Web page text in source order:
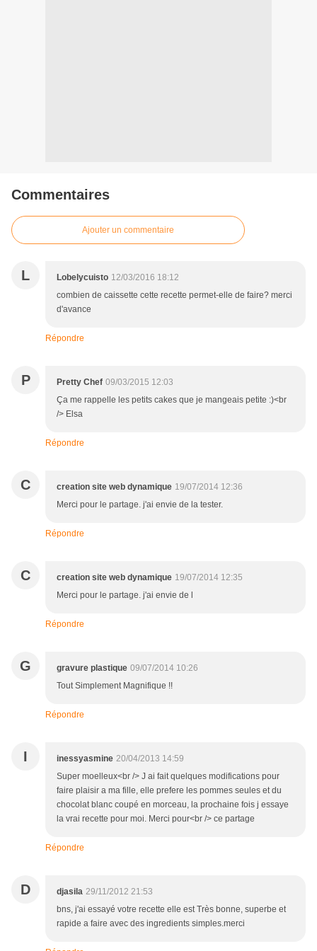
Commentaires
Ajouter un commentaire
L Lobelycuisto 12/03/2016 18:12
combien de caissette cette recette permet-elle de faire? merci
d'avance
Répondre
P Pretty Chef 09/03/2015 12:03
Ça me rappelle les petits cakes que je mangeais petite :)<br
/> Elsa
Répondre
C creation site web dynamique 19/07/2014 12:36
Merci pour le partage. j'ai envie de la tester.
Répondre
C creation site web dynamique 19/07/2014 12:35
Merci pour le partage. j'ai envie de l
Répondre
G gravure plastique 09/07/2014 10:26
Tout Simplement Magnifique !!
Répondre
I inessyasmine 20/04/2013 14:59
Super moelleux<br /> J ai fait quelques modifications pour
faire plaisir a ma fille, elle prefere les pommes seules et du
chocolat blanc coupé en morceau, la prochaine fois j essaye
la vrai recette pour moi. Merci pour<br /> ce partage
Répondre
D djasila 29/11/2012 21:53
bns, j'ai essayé votre recette elle est Très bonne, superbe et
rapide a faire avec des ingredients simples.merci